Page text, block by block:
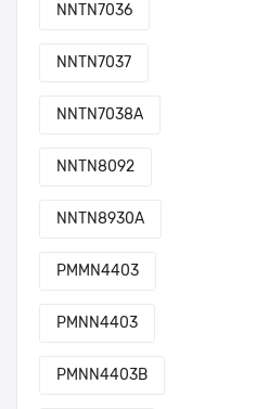
NNTN7036
NNTN7037
NNTN7038A
NNTN8092
NNTN8930A
PMMN4403
PMNN4403
PMNN4403B